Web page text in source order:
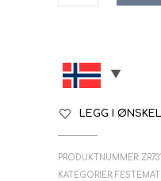
LEGG I
PRODUKTNUMMER:
KATEGORIER: